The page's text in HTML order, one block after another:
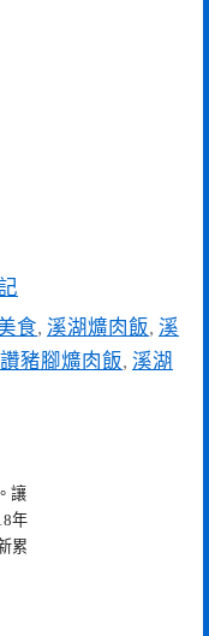
食, 溪湖爌肉飯, 溪
豬腳爌肉飯, 溪湖
讓
年
累